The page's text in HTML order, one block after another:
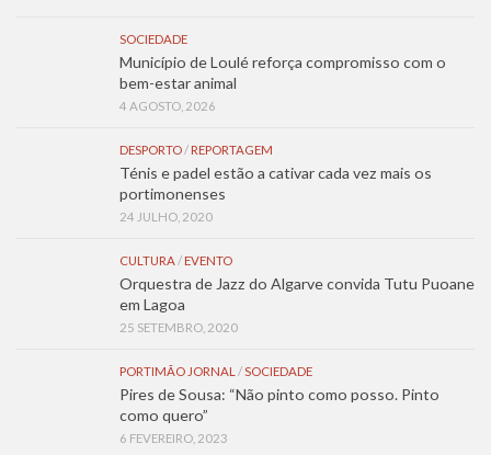
SOCIEDADE
Município de Loulé reforça compromisso com o
bem-estar animal
4 AGOSTO, 2026
DESPORTO/ REPORTAGEM
Ténis e padel estão a cativar cada vez mais os
portimonenses
24 JULHO, 2020
CULTURA/ EVENTO
Orquestra de Jazz do Algarve convida Tutu Puoane
em Lagoa
25 SETEMBRO, 2020
PORTIMÃO JORNAL /SOCIEDADE
Pires de Sousa: “Não pinto como posso. Pinto
como quero”
6 FEVEREIRO, 2023